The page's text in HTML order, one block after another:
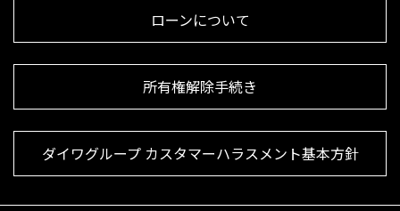
ローンについて
所有権解除手続き
ダイワグループ カスタマーハラスメント基本方針